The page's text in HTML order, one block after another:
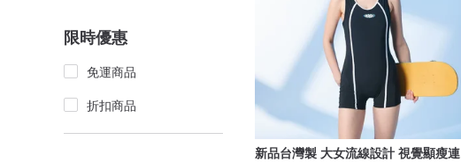
限時優惠
免運商品
折扣商品
新品台灣製 大女流線設計 視覺顯瘦連